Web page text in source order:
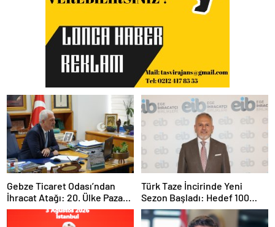
Gebze Ticaret Odası’ndan
İhracat Atağı: 20. Ülke Pazarı
Toplantısında Litvanya
Masaya Yatırıldı
Türk Taze İncirinde Yeni
Sezon Başladı: Hedef 100
Milyon Dolar